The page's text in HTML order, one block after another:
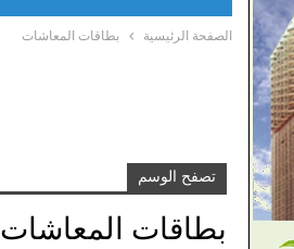
الصفحة الرئيسية بطاقات المعاشات
تصفح الوسم
بطاقات المعاشات